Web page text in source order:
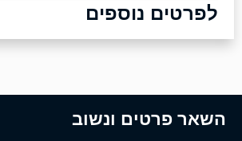
לפרטים נוספים
השאר פרטים ונשוב